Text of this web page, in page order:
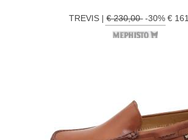
TREVIS |€ 230,00-30% €